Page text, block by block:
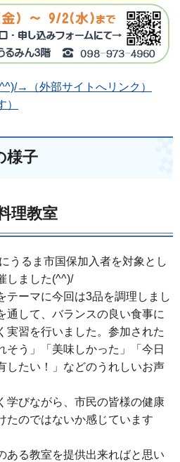
→（外部サイトへリンク）
）
様子
理教室
うるま市国保加入者を対象とし
しました(^^)/
テーマに今回は3品を調理しまし
通して、バランスの良い食事に
実習を行いました。参加された
そう」「美味しかった」「今日
したい！」などのうれしいお声
学びながら、市民の皆様の健康
たのではないか感じています
ある教室を提供出来ればと思い